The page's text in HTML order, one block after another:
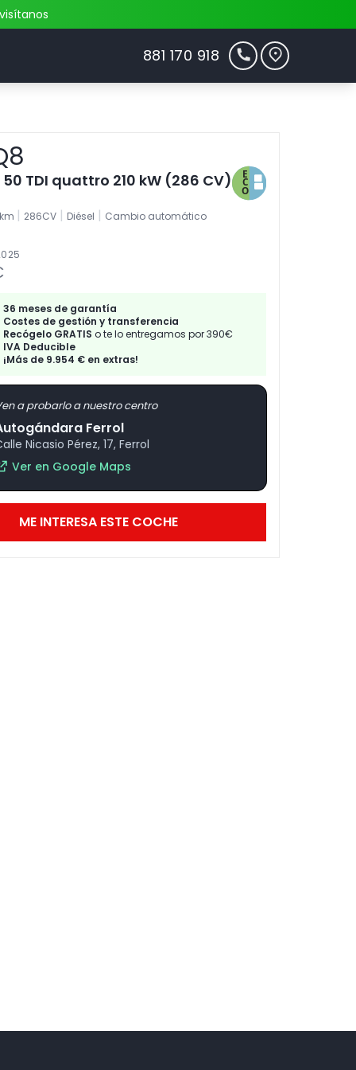
881 170 918
TDI quattro 210 kW (286 CV)
| 286CV | Diésel | Cambio automático
36 meses de garantía
Costes de gestión y transferencia
Recógelo GRATIS o te lo entregamos por 390€
IVA Deducible
¡Más de 9.954 € en extras!
a probarlo a nuestro centro
Ferrol
Nicasio Pérez, 17, Ferrol
Ver en Google Maps
ME INTERESA ESTE COCHE